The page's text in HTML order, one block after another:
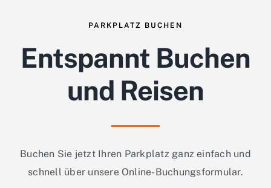
PARKPLATZ BUCHEN
Entspannt Buchen
und Reisen
Buchen Sie jetzt Ihren Parkplatz ganz einfach und
schnell über unsere Online-Buchungsformular.